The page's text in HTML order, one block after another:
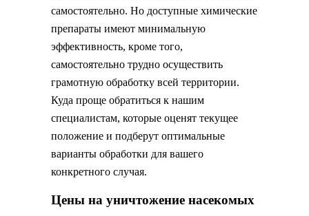
самостоятельно. Но доступные химические
препараты имеют минимальную
эффективность, кроме того,
самостоятельно трудно осуществить
грамотную обработку всей территории.
Куда проще обратиться к нашим
специалистам, которые оценят текущее
положение и подберут оптимальные
варианты обработки для вашего
конкретного случая.
Цены на уничтожение насекомых